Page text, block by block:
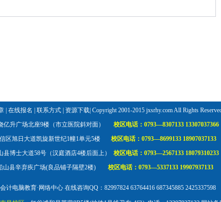
| 在线报名 联系方式| 资源下载| Copyright 2001-2015 jxsrhy.com All Rights
亿升广场北座9楼（市立医院斜对面） 校区电话： 0793—8307133 13307037366
区旭日大道凯旋新世纪1幢1单元5楼 校区电话： 0793—8699133 18907037133
县博士大道58号（汉庭酒店4楼后面上） 校区电话： 0793—2567133 18079310233
山县辛弃疾广场(良品铺子隔壁2楼) 校区电话： 0793—5337133 19907937133
计电脑教育·网络中心 在线咨询QQ：82997824 63764416 687345885 2425337598